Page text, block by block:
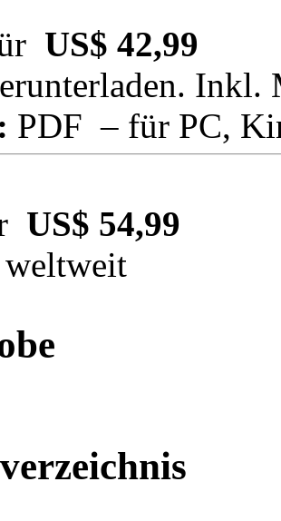
US$ 42,99
Inkl.
PDF – für PC,
US$ 54,99
weltweit